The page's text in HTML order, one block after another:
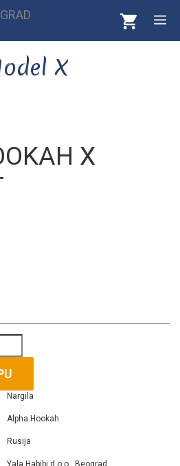
X
X
Nargila
Alpha Hookah
Rusija
Yala Habibi d.o.o., Beograd